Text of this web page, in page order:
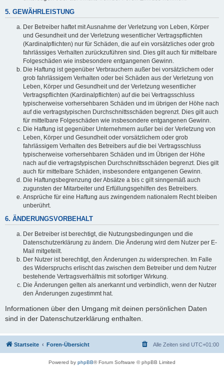
5. GEWÄHRLEISTUNG
Der Betreiber haftet mit Ausnahme der Verletzung von Leben, Körper
und Gesundheit und der Verletzung wesentlicher Vertragspflichten
(Kardinalpflichten) nur für Schäden, die auf ein vorsätzliches oder grob
fahrlässiges Verhalten zurückzuführen sind. Dies gilt auch für mittelbare
Folgeschäden wie insbesondere entgangenen Gewinn.
Die Haftung ist gegenüber Verbrauchern außer bei vorsätzlichem oder
grob fahrlässigem Verhalten oder bei Schäden aus der Verletzung von
Leben, Körper und Gesundheit und der Verletzung wesentlicher
Vertragspflichten (Kardinalpflichten) auf die bei Vertragsschluss
typischerweise vorhersehbaren Schäden und im übrigen der Höhe nach
auf die vertragstypischen Durchschnittsschäden begrenzt. Dies gilt auch
für mittelbare Folgeschäden wie insbesondere entgangenen Gewinn.
Die Haftung ist gegenüber Unternehmern außer bei der Verletzung von
Leben, Körper und Gesundheit oder vorsätzlichem oder grob
fahrlässigem Verhalten des Betreibers auf die bei Vertragsschluss
typischerweise vorhersehbaren Schäden und im Übrigen der Höhe
nach auf die vertragstypischen Durchschnittsschäden begrenzt. Dies gilt
auch für mittelbare Schäden, insbesondere entgangenen Gewinn.
Die Haftungsbegrenzung der Absätze a bis c gilt sinngemäß auch
zugunsten der Mitarbeiter und Erfüllungsgehilfen des Betreibers.
Ansprüche für eine Haftung aus zwingendem nationalem Recht bleiben
unberührt.
6. ÄNDERUNGSVORBEHALT
Der Betreiber ist berechtigt, die Nutzungsbedingungen und die
Datenschutzerklärung zu ändern. Die Änderung wird dem Nutzer per E-
Mail mitgeteilt.
Der Nutzer ist berechtigt, den Änderungen zu widersprechen. Im Falle
des Widerspruchs erlischt das zwischen dem Betreiber und dem Nutzer
bestehende Vertragsverhältnis mit sofortiger Wirkung.
Die Änderungen gelten als anerkannt und verbindlich, wenn der Nutzer
den Änderungen zugestimmt hat.
Informationen über den Umgang mit deinen persönlichen Daten
sind in der Datenschutzerklärung enthalten.
Startseite Foren-Übersicht Alle Zeiten sind UTC+01:00
Powered by phpBB® Forum Software © phpBB Limited